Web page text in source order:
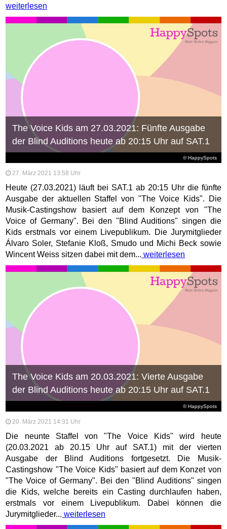
weiterlesen
© HappySpots
The Voice Kids am 27.03.2021: Fünfte Ausgabe
der Blind Auditions heute ab 20:15 Uhr auf SAT.1
27. März 2021 13:58 Uhr
Heute (27.03.2021) läuft bei SAT.1 ab 20:15 Uhr die fünfte
Ausgabe der aktuellen Staffel von "The Voice Kids". Die
Musik-Castingshow basiert auf dem Konzept von "The
Voice of Germany". Bei den "Blind Auditions" singen die
Kids erstmals vor einem Livepublikum. Die Jurymitglieder
Álvaro Soler, Stefanie Kloß, Smudo und Michi Beck sowie
Wincent Weiss sitzen dabei mit dem... weiterlesen
© HappySpots
The Voice Kids am 20.03.2021: Vierte Ausgabe
der Blind Auditions heute ab 20:15 Uhr auf SAT.1
20. März 2021 14:31 Uhr
Die neunte Staffel von "The Voice Kids" wird heute
(20.03.2021 ab 20.15 Uhr auf SAT.1) mit der vierten
Ausgabe der Blind Auditions fortgesetzt. Die Musik-
Castingshow "The Voice Kids" basiert auf dem Konzet von
"The Voice of Germany". Bei den "Blind Auditions" singen
die Kids, welche bereits ein Casting durchlaufen haben,
erstmals vor einem Livepublikum. Dabei können die
Jurymitglieder... weiterlesen